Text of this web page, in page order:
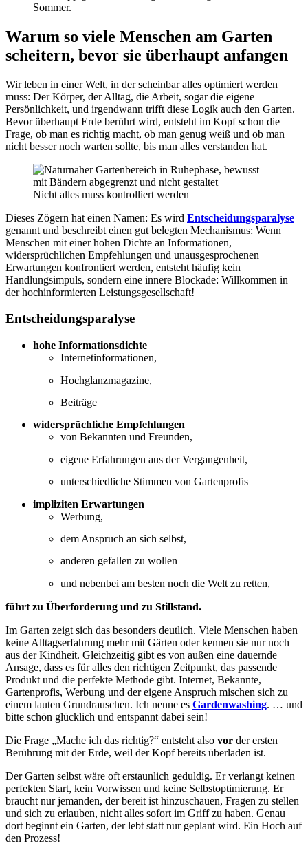
Warum so viele Menschen am Garten
scheitern, bevor sie überhaupt anfangen
Wir leben in einer Welt, in der scheinbar alles optimiert werden
muss: Der Körper, der Alltag, die Arbeit, sogar die eigene
Persönlichkeit, und irgendwann trifft diese Logik auch den Garten.
Bevor überhaupt Erde berührt wird, entsteht im Kopf schon die
Frage, ob man es richtig macht, ob man genug weiß und ob man
nicht besser noch warten sollte, bis man alles verstanden hat.
Nicht alles muss kontrolliert werden
Dieses Zögern hat einen Namen: Es wird Entscheidungsparalyse
genannt und beschreibt einen gut belegten Mechanismus: Wenn
Menschen mit einer hohen Dichte an Informationen,
widersprüchlichen Empfehlungen und unausgesprochenen
Erwartungen konfrontiert werden, entsteht häufig kein
Handlungsimpuls, sondern eine innere Blockade: Willkommen in
der hochinformierten Leistungsgesellschaft!
Entscheidungsparalyse
hohe Informationsdichte
Internetinformationen,
Hochglanzmagazine,
Beiträge
widersprüchliche Empfehlungen
von Bekannten und Freunden,
eigene Erfahrungen aus der Vergangenheit,
unterschiedliche Stimmen von Gartenprofis
impliziten Erwartungen
Werbung,
dem Anspruch an sich selbst,
anderen gefallen zu wollen
und nebenbei am besten noch die Welt zu retten,
führt zu Überforderung und zu Stillstand.
Im Garten zeigt sich das besonders deutlich. Viele Menschen haben
keine Alltagserfahrung mehr mit Gärten oder kennen sie nur noch
aus der Kindheit. Gleichzeitig gibt es von außen eine dauernde
Ansage, dass es für alles den richtigen Zeitpunkt, das passende
Produkt und die perfekte Methode gibt. Internet, Bekannte,
Gartenprofis, Werbung und der eigene Anspruch mischen sich zu
einem lauten Grundrauschen. Ich nenne es Gardenwashing. … und
bitte schön glücklich und entspannt dabei sein!
Die Frage „Mache ich das richtig?“ entsteht also vor der ersten
Berührung mit der Erde, weil der Kopf bereits überladen ist.
Der Garten selbst wäre oft erstaunlich geduldig. Er verlangt keinen
perfekten Start, kein Vorwissen und keine Selbstoptimierung. Er
braucht nur jemanden, der bereit ist hinzuschauen, Fragen zu stellen
und sich zu erlauben, nicht alles sofort im Griff zu haben. Genau
dort beginnt ein Garten, der lebt statt nur geplant wird. Ein Hoch auf
den Prozess!